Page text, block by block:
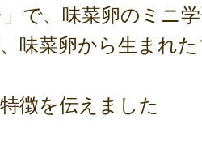
」で、味菜卵のミニ
味菜卵から生まれ
徴を伝えました